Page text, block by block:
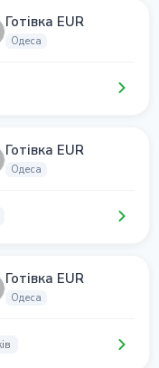
Готівка EUR
Одеса
Готівка EUR
Одеса
Готівка EUR
Одеса